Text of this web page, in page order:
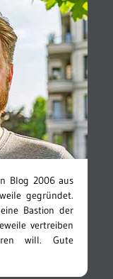
Blog 2006 aus
gegründet.
Bastion der
vertreiben
will. Gute